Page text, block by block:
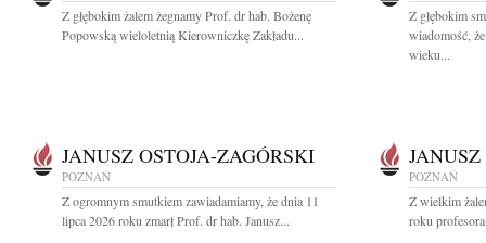
Z głębokim żalem żegnamy Prof. dr hab. Bożenę
Popowską wieloletnią Kierowniczkę Zakładu...
Z głębokim
wiadomość,
wieku...
JANUSZ OSTOJA-ZAGÓRSKI
POZNAŃ
Z ogromnym smutkiem zawiadamiamy, że dnia 11
lipca 2026 roku zmarł Prof. dr hab. Janusz...
POZNAŃ
Z wielkim
roku